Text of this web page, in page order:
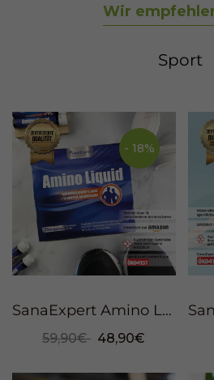
Wir
Sport
- 18%
SanaExpert Amino Liquid Trinkampullen, 750ml
59,90€ 48,90€